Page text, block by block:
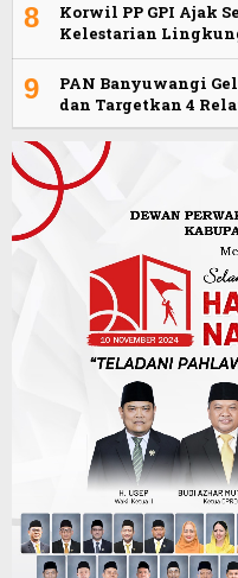
8
Korwil PP GPI Ajak
Kelestarian
9
PAN Banyuwangi
dan Targetkan 4